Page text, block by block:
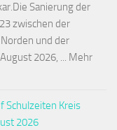
Sanierung der
zwischen der
und der
2026, ... Mehr
Schulzeiten Kreis
2026